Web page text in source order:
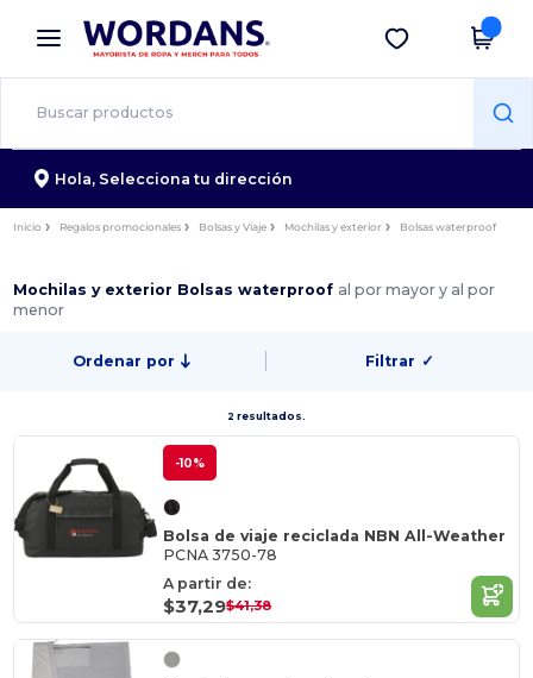
× App de Wordans
¡Mejores precios en app!
Descargar app
Hola, Selecciona tu dirección
Inicio Regalos promocionales Bolsas y Viaje Mochilas y exterior Bolsas waterproof
Mochilas y exterior Bolsas waterproof al por mayor y al por
menor
Ordenar por Filtrar ✓
2 resultados.
-10%
Bolsa de viaje reciclada NBN All-Weather
PCNA 3750-78
A partir de:
$37,29$41,38